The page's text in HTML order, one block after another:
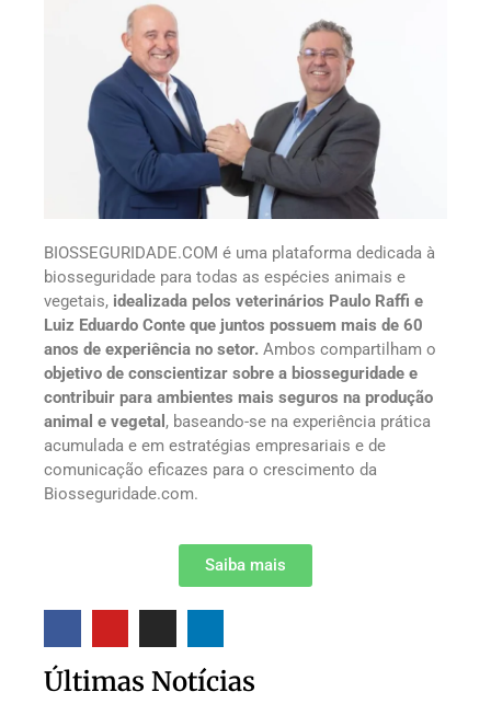
BIOSSEGURIDADE.COM é uma plataforma dedicada à
biosseguridade para todas as espécies animais e
vegetais, idealizada pelos veterinários Paulo Raffi e
Luiz Eduardo Conte que juntos possuem mais de 60
anos de experiência no setor. Ambos compartilham o
objetivo de conscientizar sobre a biosseguridade e
contribuir para ambientes mais seguros na produção
animal e vegetal , baseando-se na experiência prática
acumulada e em estratégias empresariais e de
comunicação eficazes para o crescimento da
Biosseguridade.com.
Saiba mais
Últimas Notícias